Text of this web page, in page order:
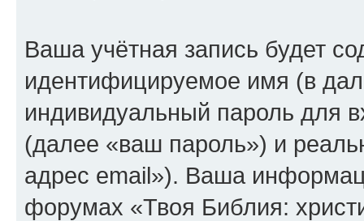
Ваша учётная запись будет
идентифицируемое имя (в
индивидуальный пароль для
(далее «ваш пароль») и
адрес email»). Ваша
форумах «Твоя Библия: